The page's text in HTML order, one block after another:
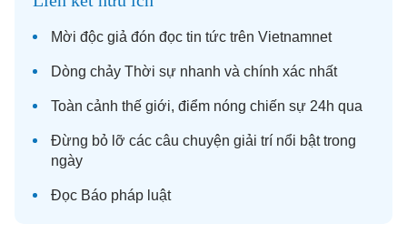
Mời độc giả đón đọc tin tức trên Vietnamnet
Dòng chảy Thời sự nhanh và chính xác nhất
Toàn cảnh thế giới, điểm nóng chiến sự 24h qua
Đừng bỏ lỡ các câu chuyện giải trí nổi bật trong
ngày
Đọc Báo pháp luật